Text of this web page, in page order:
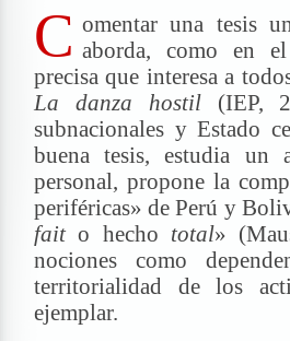
C omentar una tesis
aborda, como en el
precisa que interesa a
La danza hostil(IEP,
subnacionales y Estado
buena tesis, estudia un
personal, propone la
periféricas» de Perú y
faito hecho total»
nociones como
territorialidad de los
ejemplar.